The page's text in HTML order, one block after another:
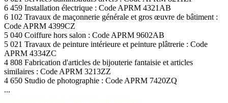
6 459 Installation électrique : Code APRM 4321AB
6 102 Travaux de maçonnerie générale et gros œuvre de bâtiment :
Code APRM 4399CZ
5 040 Coiffure hors salon : Code APRM 9602AB
5 021 Travaux de peinture intérieure et peinture plâtrerie : Code
APRM 4334ZC
4 808 Fabrication d'articles de bijouterie fantaisie et articles
similaires : Code APRM 3213ZZ
4 650 Studio de photographie : Code APRM 7420ZQ
...